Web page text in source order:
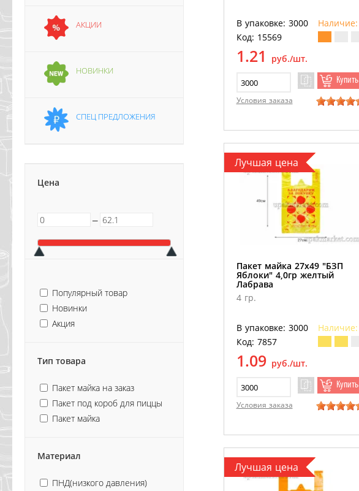
АКЦИИ
НОВИНКИ
СПЕЦ ПРЕДЛОЖЕНИЯ
Цена
─
Популярный товар
Новинки
Акция
Тип товара
Пакет майка на заказ
Пакет под короб для пиццы
Пакет майка
Материал
ПНД(низкого давления)
В упаковке: 3000
Наличие:
Код: 15569
1.21 руб./шт.
Купить
Условия заказа
Лучшая цена
Пакет майка 27х49 "БЗП
Яблоки" 4,0гр желтый
Лабрава
4 гр.
В упаковке: 3000
Наличие:
Код: 7857
1.09 руб./шт.
Купить
Условия заказа
Лучшая цена